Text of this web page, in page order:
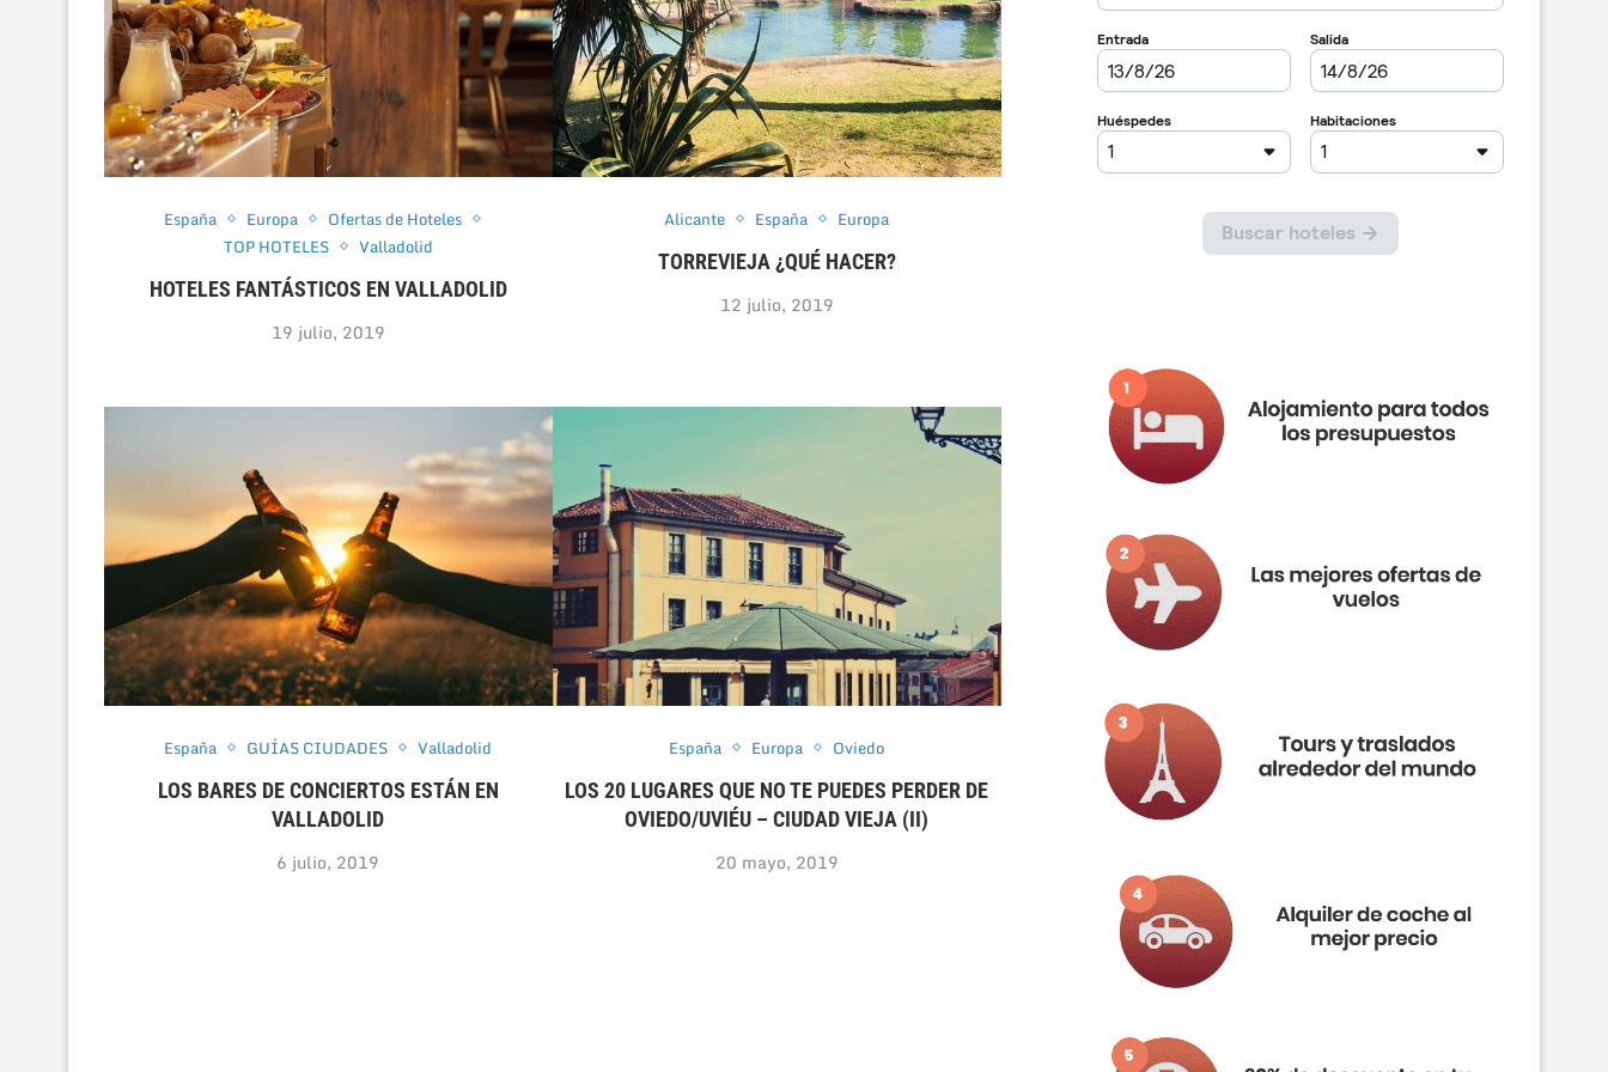
España Europa
Ofertas de Hoteles
TOP HOTELES
Valladolid
HOTELES FANTÁSTICOS EN VALLADOLID
19 julio, 2019
Alicante España Europa
TORREVIEJA ¿QUÉ HACER?
12 julio, 2019
España GUÍAS CIUDADES Valladolid
LOS BARES DE CONCIERTOS ESTÁN EN
VALLADOLID
6 julio, 2019
España Europa Oviedo
LOS 20 LUGARES QUE NO TE PUEDES PERDER DE
OVIEDO/UVIÉU – CIUDAD VIEJA (II)
20 mayo, 2019